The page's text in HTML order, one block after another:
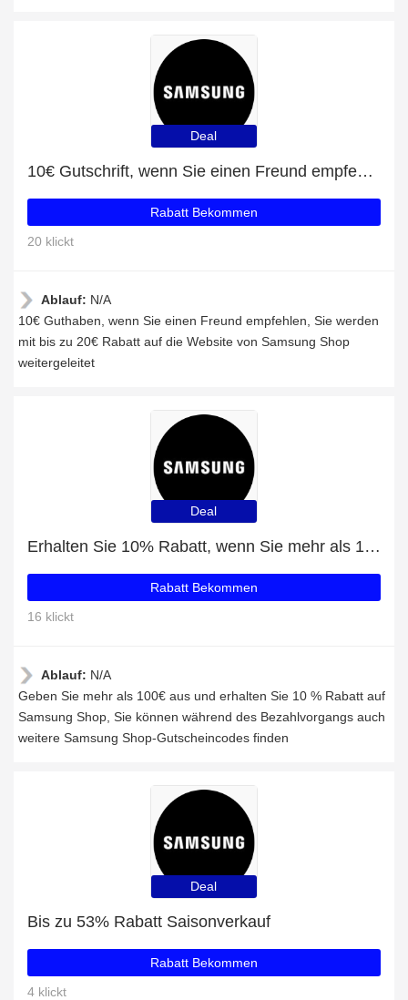
Deal
10€ Gutschrift, wenn Sie einen Freund empfehlen
Rabatt Bekommen
20 klickt
Ablauf: N/A
10€ Guthaben, wenn Sie einen Freund empfehlen, Sie werden
mit bis zu 20€ Rabatt auf die Website von Samsung Shop
weitergeleitet
Deal
Erhalten Sie 10% Rabatt, wenn Sie mehr als 100€ ausgeben
Rabatt Bekommen
16 klickt
Ablauf: N/A
Geben Sie mehr als 100€ aus und erhalten Sie 10 % Rabatt auf
Samsung Shop, Sie können während des Bezahlvorgangs auch
weitere Samsung Shop-Gutscheincodes finden
Deal
Bis zu 53% Rabatt Saisonverkauf
Rabatt Bekommen
4 klickt